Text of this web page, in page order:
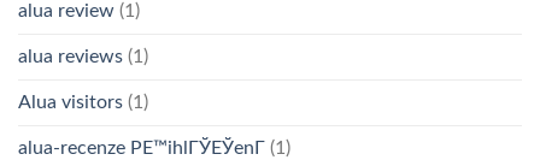
alua review (1)
alua reviews (1)
Alua visitors (1)
alua-recenze PЕ™ihlГЎЕЎenГ­ (1)